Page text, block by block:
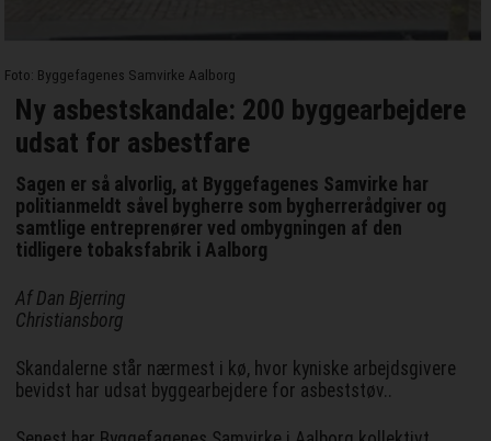
Foto: Byggefagenes Samvirke Aalborg
Ny asbestskandale: 200 byggearbejdere
udsat for asbestfare
Sagen er så alvorlig, at Byggefagenes Samvirke har
politianmeldt såvel bygherre som bygherrerådgiver og
samtlige entreprenører ved ombygningen af den
tidligere tobaksfabrik i Aalborg
Af Dan Bjerring
Christiansborg
Skandalerne står nærmest i kø, hvor kyniske arbejdsgivere
bevidst har udsat byggearbejdere for asbeststøv..